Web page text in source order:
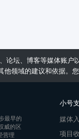
论坛、博客等媒体账
他领域的建议和依据
最早的
威的区
营理
小号
媒体
项目